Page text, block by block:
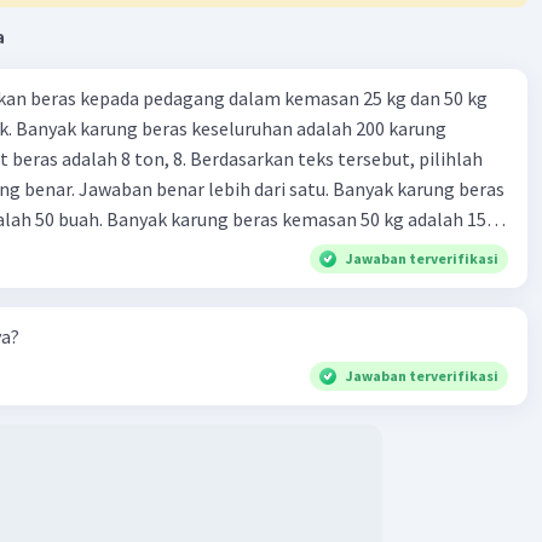
beras kepada pedagang dalam kemasan 25 kg dan 50 kg
Banyak karung beras keseluruhan adalah 200 karung
adalah 8 ton, 8. Berdasarkan teks tersebut, pilihlah
benar. Jawaban benar lebih dari satu. Banyak karung beras
50 buah. Banyak karung beras kemasan 50 kg adalah 150
dalam kemasan 25 kg adalah 2 ton. Perbandingan berat
kg dan 50 kg dalam truk adalah 1: 3. 9. Berdasarkan teks
biaya angkut semua beras yang harus dibayar oleh Bu
C. Rp2.312.000 B. Rp2.475.000 D. Rp2.280.000
Jawaban terverifikasi
Jawaban terverifikasi